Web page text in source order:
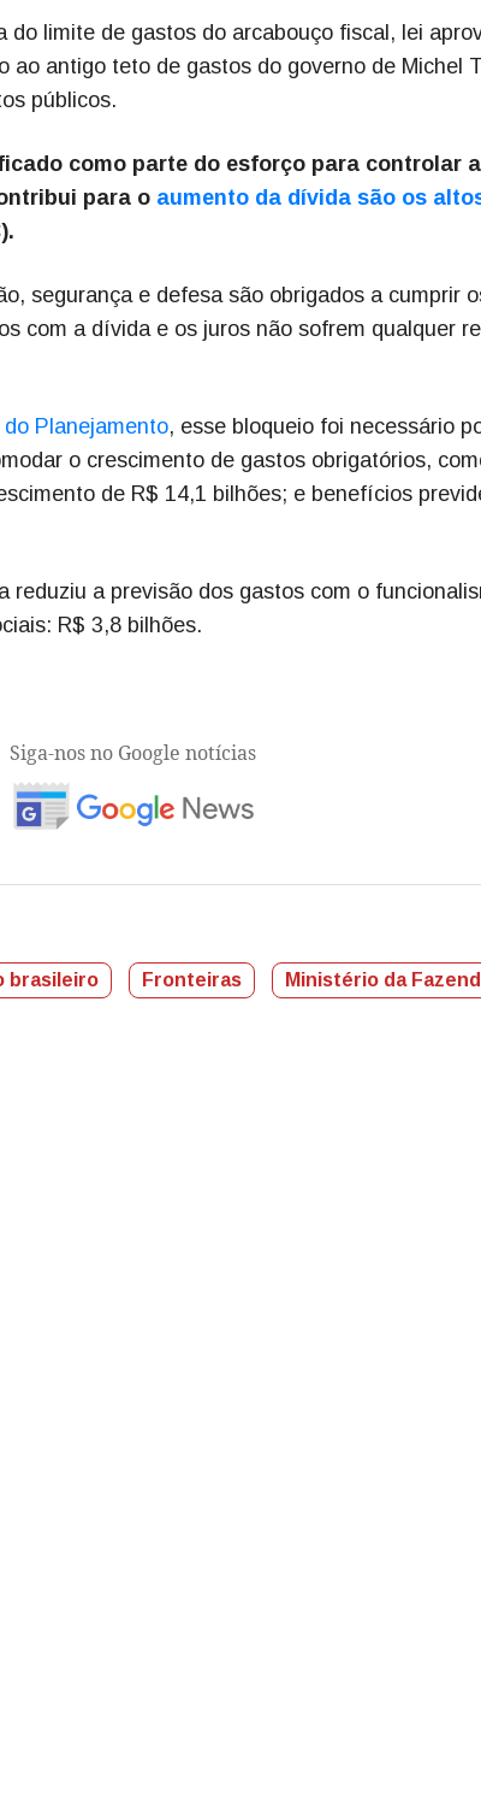
do limite de gastos do arcabouço fiscal, lei
ao antigo teto de gastos do governo de Michel
públicos.
como parte do esforço para controlar
para o aumento da dívida são os
segurança e defesa são obrigados a cumprir
com a dívida e os juros não sofrem qualquer
Planejamento, esse bloqueio foi necessário
o crescimento de gastos obrigatórios,
de R$ 14,1 bilhões; e benefícios
reduziu a previsão dos gastos com o
R$ 3,8 bilhões.
Siga-nos no Google notícias
brasileiro Fronteiras Ministério da Fazend